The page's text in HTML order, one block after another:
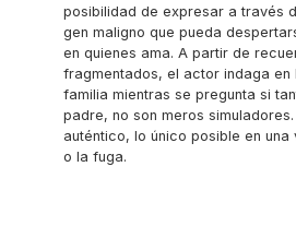
posibilidad de expresar a través
gen maligno que pueda
en quienes ama. A partir de
fragmentados, el actor indaga en
familia mientras se pregunta si
padre, no son meros simuladores.
auténtico, lo único posible en
o la fuga.